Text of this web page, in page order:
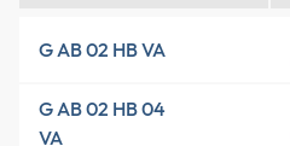
G AB 02 HB VA
G AB 02 HB 04
VA